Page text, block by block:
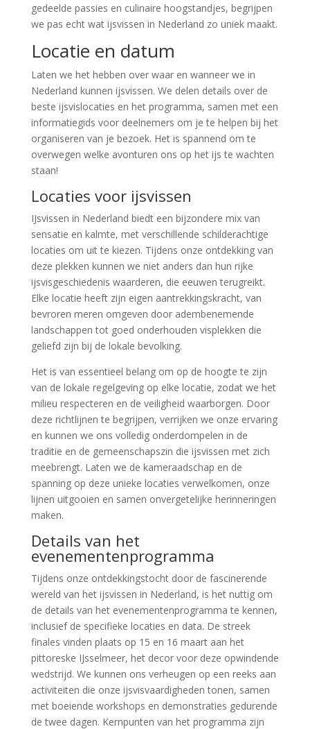
gedeelde passies en culinaire hoogstandjes, begrijpen
we pas echt wat ijsvissen in Nederland zo uniek maakt.
Locatie en datum
Laten we het hebben over waar en wanneer we in
Nederland kunnen ijsvissen. We delen details over de
beste ijsvislocaties en het programma, samen met een
informatiegids voor deelnemers om je te helpen bij het
organiseren van je bezoek. Het is spannend om te
overwegen welke avonturen ons op het ijs te wachten
staan!
Locaties voor ijsvissen
IJsvissen in Nederland biedt een bijzondere mix van
sensatie en kalmte, met verschillende schilderachtige
locaties om uit te kiezen. Tijdens onze ontdekking van
deze plekken kunnen we niet anders dan hun rijke
ijsvisgeschiedenis waarderen, die eeuwen terugreikt.
Elke locatie heeft zijn eigen aantrekkingskracht, van
bevroren meren omgeven door adembenemende
landschappen tot goed onderhouden visplekken die
geliefd zijn bij de lokale bevolking.
Het is van essentieel belang om op de hoogte te zijn
van de lokale regelgeving op elke locatie, zodat we het
milieu respecteren en de veiligheid waarborgen. Door
deze richtlijnen te begrijpen, verrijken we onze ervaring
en kunnen we ons volledig onderdompelen in de
traditie en de gemeenschapszin die ijsvissen met zich
meebrengt. Laten we de kameraadschap en de
spanning op deze unieke locaties verwelkomen, onze
lijnen uitgooien en samen onvergetelijke herinneringen
maken.
Details van het
evenementenprogramma
Tijdens onze ontdekkingstocht door de fascinerende
wereld van het ijsvissen in Nederland, is het nuttig om
de details van het evenementenprogramma te kennen,
inclusief de specifieke locaties en data. De streek
finales vinden plaats op 15 en 16 maart aan het
pittoreske IJsselmeer, het decor voor deze opwindende
wedstrijd. We kunnen ons verheugen op een reeks aan
activiteiten die onze ijsvisvaardigheden tonen, samen
met boeiende workshops en demonstraties gedurende
de twee dagen. Kernpunten van het programma zijn